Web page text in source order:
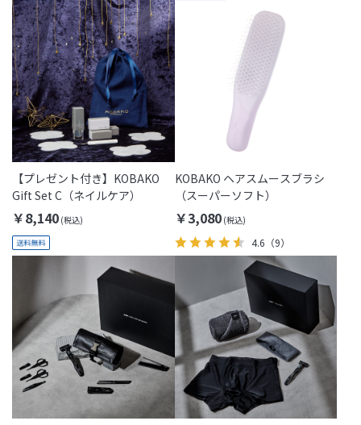
【プレゼント付き】KOBAKO
Gift Set C（ネイルケア）
￥8,140
KOBAKO ヘアスムースブラシ
（スーパーソフト）
￥3,080
4.6 （9）